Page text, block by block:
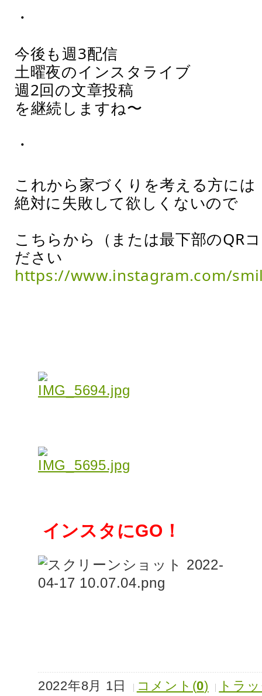
・
今後も週3配信
土曜夜のインスタライブ
週2回の文章投稿
を継続しますね〜
・
これから家づくりを考える方には
絶対に失敗して欲しくないので
こちらから（または最下部のQR
ださい
https://www.instagram.com/
インスタにGO！
2022年8月 1日 コメント(0) トラ